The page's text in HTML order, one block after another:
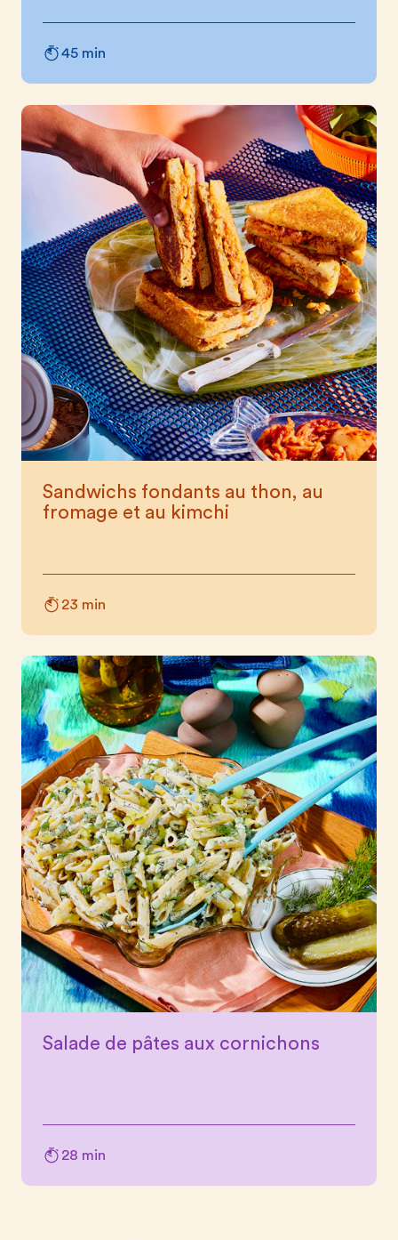
45 min
Sandwichs fondants au thon, au
fromage et au kimchi
23 min
Salade de pâtes aux cornichons
28 min